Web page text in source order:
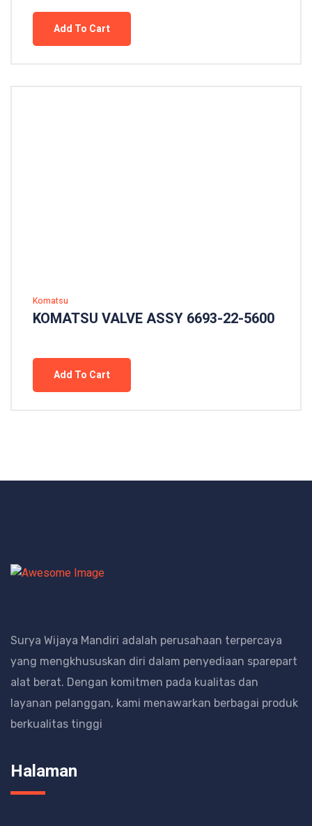
Add To Cart
Komatsu
KOMATSU VALVE ASSY 6693-22-5600
Add To Cart
Surya Wijaya Mandiri adalah perusahaan terpercaya
yang mengkhususkan diri dalam penyediaan sparepart
alat berat. Dengan komitmen pada kualitas dan
layanan pelanggan, kami menawarkan berbagai produk
berkualitas tinggi
Halaman